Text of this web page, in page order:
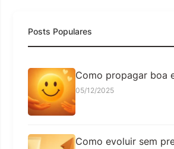
Posts Populares
Como propagar boa
05/12/2025
Como evoluir sem